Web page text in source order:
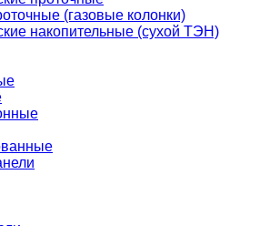
(газовые колонки)
накопительные (сухой ТЭН)